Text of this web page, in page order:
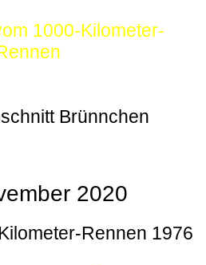
1000-Kilometer-
Brünnchen
2020
Rennen 1976